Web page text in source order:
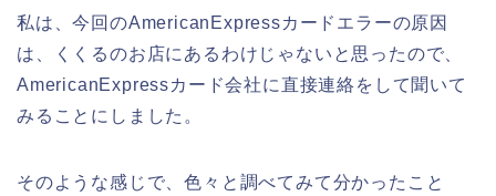
私は、今回のAmericanExpressカードエラーの原因
は、くくるのお店にあるわけじゃないと思ったので、
AmericanExpressカード会社に直接連絡をして聞いて
みることにしました。
そのような感じで、色々と調べてみて分かったこと